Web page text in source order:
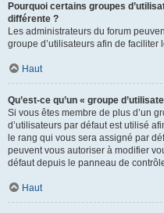
Pourquoi certains groupes
différente ?
Les administrateurs du forum
groupe d’utilisateurs afin de faciliter
Haut
Qu’est-ce qu’un « groupe
Si vous êtes membre de plus d’un
d’utilisateurs par défaut est utilisé
le rang qui vous sera assigné par
peuvent vous autoriser à modifier
défaut depuis le panneau de
Haut